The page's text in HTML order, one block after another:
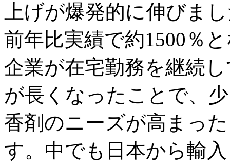
上げが爆発的に伸びま
前年比実績で約1500％
企業が在宅勤務を継続
が長くなったことで、
香剤のニーズが高まっ
す。中でも日本から輸